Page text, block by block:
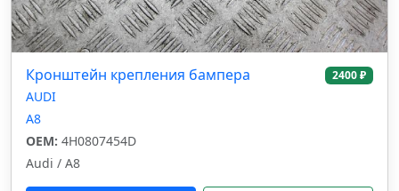
Кронштейн крепления бампера 2400 ₽
AUDI
A8
OEM: 4H0807454D
Audi / A8